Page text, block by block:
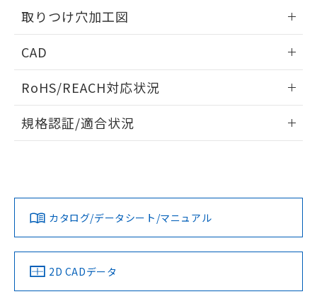
取りつけ穴加工図
CAD
ドすることができます。
ログイン/会員登録
ダウンロードデータをご利用いただく前に、以下を必ずお読
みください。
ソフトウェアの使用条件
RoHS/REACH対応状況
EU RoHS 注意事項・凡例
対応済み
中国 RoHS 注意事項・凡例
規格認証/適合状況
LR型式承認
（イギリス
船舶規格）
DNV型式承認
（ノルウェー
BV型式承認
（フランス
KR型式
（韓国
No No No No
カタログ/データシート/マニュアル
2D CADデータ
また、RoHS指令のフタル酸エステル類４
物質の対応では、対応完了までの期間は出
荷製品に未対応品が混在することから備考
既に当社にて対応品への在庫切替を完了
していることから、特段のことがない限
り、2022年1月12日より割愛しておりま